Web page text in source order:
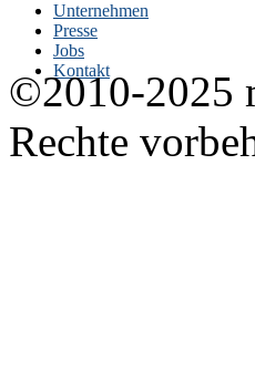
Unternehmen
Presse
Jobs
Kontakt
©2010-2025
Rechte